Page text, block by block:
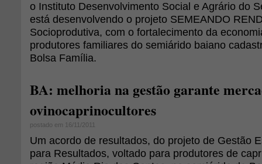
o Instituto Desenvolvimento Social e Agrário do
está desenvolvendo o projeto SEMEANDO
Socioprodutiva, com o fortalecimento da
produtores familiares do semiárido baiano
Bolsa Família.
BA: melhoria na gestão garante
ovinocaprinocultores
postado em 16/11/2011
Um acordo de resultados, do projeto de Gestão
para Resultados, voltado para produtores de